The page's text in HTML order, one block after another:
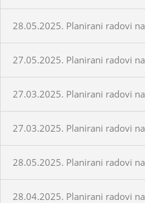
28.05.2025. Planirani radovi
27.05.2025. Planirani radovi
27.03.2025. Planirani radovi
27.03.2025. Planirani radovi
28.05.2025. Planirani radovi
28.04.2025. Planirani radovi